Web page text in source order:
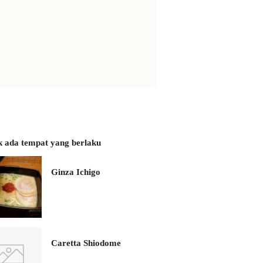
ada tempat yang berlaku
Ginza Ichigo
Caretta Shiodome